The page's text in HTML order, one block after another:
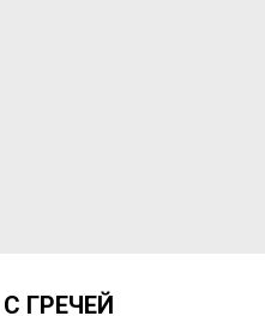
ГРЕЧЕЙ